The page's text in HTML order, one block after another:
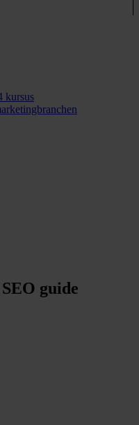
kursus
guide